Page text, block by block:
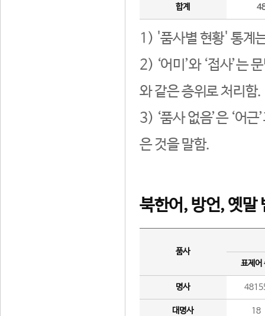
합계
1) '품사별 현황' 통계
2) ‘어미’와 ‘접사’는
와 같은 층위로 처리함.
3) ‘품사 없음’은 ‘어
은 것을 말함.
북한어, 방언, 옛말
품사
표제어
명사
대명사 18